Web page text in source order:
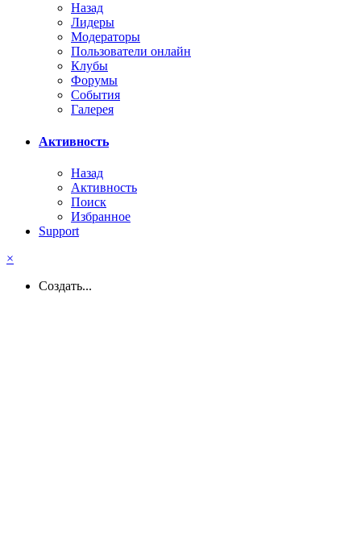
Назад
Лидеры
Модераторы
Пользователи онлайн
Клубы
Форумы
События
Галерея
Активность
Назад
Активность
Поиск
Избранное
Support
×
Создать...